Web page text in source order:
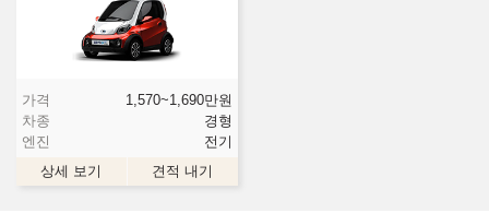
가격 1,570~1,690만원
차종
경형
엔진
전기
상세 보기
견적 내기